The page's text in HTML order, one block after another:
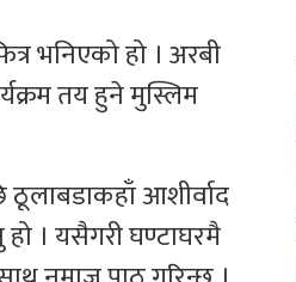
भनिएको हो । अरबी
तय हुने मुस्लिम
ठूलाबडाकहाँ आशीर्वाद
। यसैगरी घण्टाघरमै